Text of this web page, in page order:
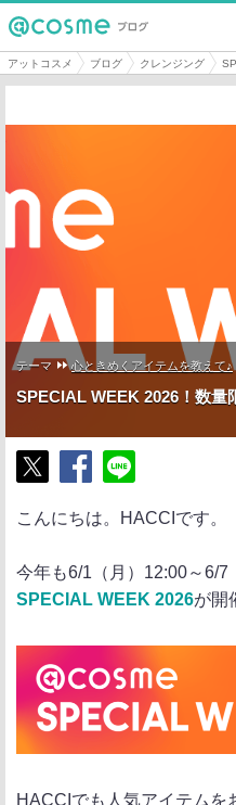
アットコスメ ブログ クレンジング
テーマ 心ときめくアイテムを教えて♪
SPECIAL WEEK 2026！数量
ト
ア
こんにちは。HACCIです。
今年も6/1（月）12:00～6/7
SPECIAL WEEK 2026が開
HACCIでも人気アイテムを